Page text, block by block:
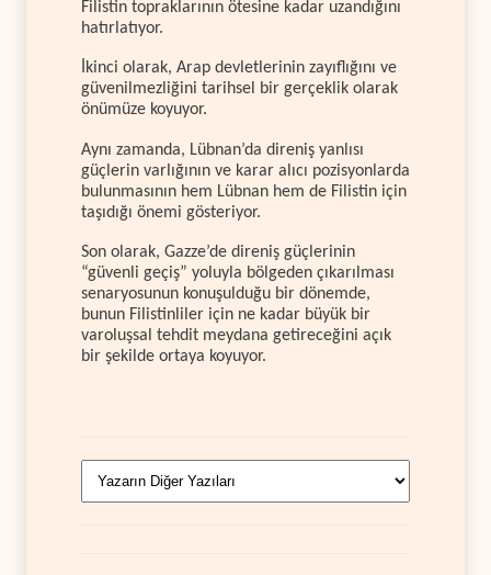
Filistin topraklarının ötesine kadar uzandığını
hatırlatıyor.
İkinci olarak, Arap devletlerinin zayıflığını ve
güvenilmezliğini tarihsel bir gerçeklik olarak
önümüze koyuyor.
Aynı zamanda, Lübnan’da direniş yanlısı
güçlerin varlığının ve karar alıcı pozisyonlarda
bulunmasının hem Lübnan hem de Filistin için
taşıdığı önemi gösteriyor.
Son olarak, Gazze’de direniş güçlerinin
“güvenli geçiş” yoluyla bölgeden çıkarılması
senaryosunun konuşulduğu bir dönemde,
bunun Filistinliler için ne kadar büyük bir
varoluşsal tehdit meydana getireceğini açık
bir şekilde ortaya koyuyor.